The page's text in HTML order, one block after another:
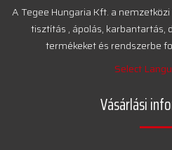
A Tegee Hungaria Kft. a
tisztítás , ápolás, karbantartás,
termékeket és rendszerbe
Select
Vásárlási